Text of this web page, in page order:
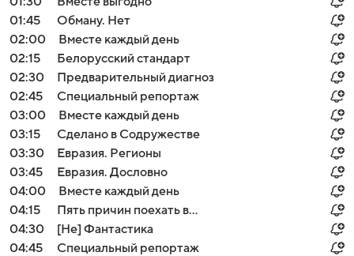
01:45
Обману. Нет
02:00
Вместе каждый день
02:15
Белорусский стандарт
02:30
Предварительный диагноз
02:45
Специальный репортаж
03:00
Вместе каждый день
03:15
Сделано в Содружестве
03:30
Евразия. Регионы
03:45
Евразия. Дословно
04:00
Вместе каждый день
04:15
Пять причин поехать в...
04:30
[Не] Фантастика
04:45
Специальный репортаж